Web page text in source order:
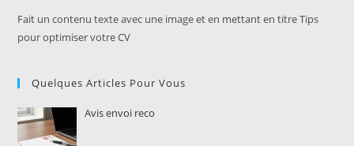
Fait un contenu texte avec une image et en mettant en titre Tips
pour optimiser votre CV
Quelques Articles Pour Vous
Avis envoi reco